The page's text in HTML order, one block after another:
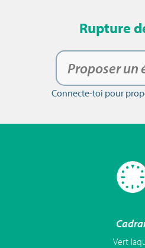
Rupture
Proposer un
Connecte-toi pour
Vert